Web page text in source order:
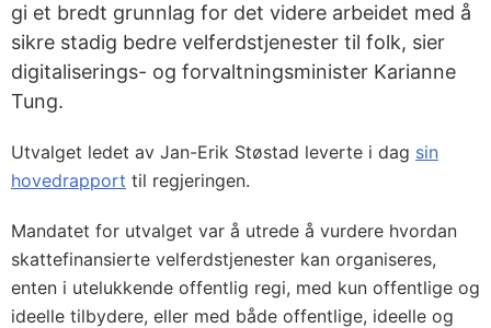
gi et bredt grunnlag for det videre arbeidet med å
sikre stadig bedre velferdstjenester til folk, sier
digitaliserings- og forvaltningsminister Karianne
Tung.
Utvalget ledet av Jan-Erik Støstad leverte i dag sin
hovedrapport til regjeringen.
Mandatet for utvalget var å utrede å vurdere hvordan
skattefinansierte velferdstjenester kan organiseres,
enten i utelukkende offentlig regi, med kun offentlige og
ideelle tilbydere, eller med både offentlige, ideelle og